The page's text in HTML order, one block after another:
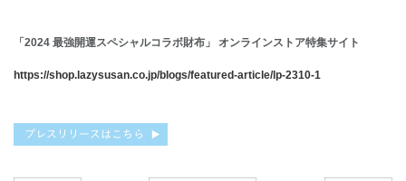
「 2024 最強開運スペシャルコラボ財布」 オンラインストア特集サイト
https://shop.lazysusan.co.jp/blogs/featured-article/lp-2310-1